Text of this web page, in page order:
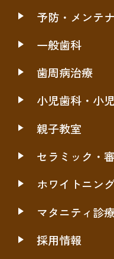
予防・メンテ
一般歯科
歯周病治療
小児歯科・小
親子教室
セラミック・
ホワイトニン
マタニティ診
採用情報